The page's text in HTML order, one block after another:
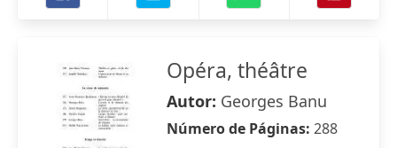
Opéra, théâtre
Autor: Georges Banu
Número de Páginas: 288